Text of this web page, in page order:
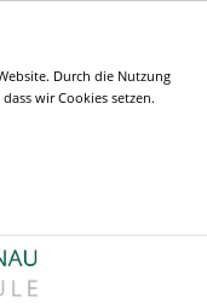
Durch die Nutzung
wir Cookies setzen.